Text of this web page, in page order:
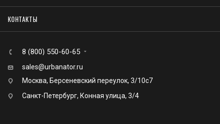
КОНТАКТЫ
8 (800) 550-60-65
sales@urbanator.ru
Москва, Берсеневский переулок, 3/10с7
Санкт-Петербург, Конная улица, 3/4